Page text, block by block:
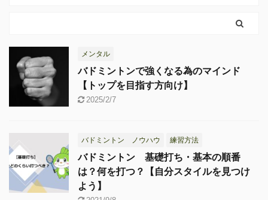
メンタル
バドミントンで強くなる為のマインド
【トップを目指す方向け】
2025/2/7
バドミントン ノウハウ 練習方法
バドミントン 基礎打ち・基本の順番
は？何を打つ？【自分スタイルを見つけ
よう】